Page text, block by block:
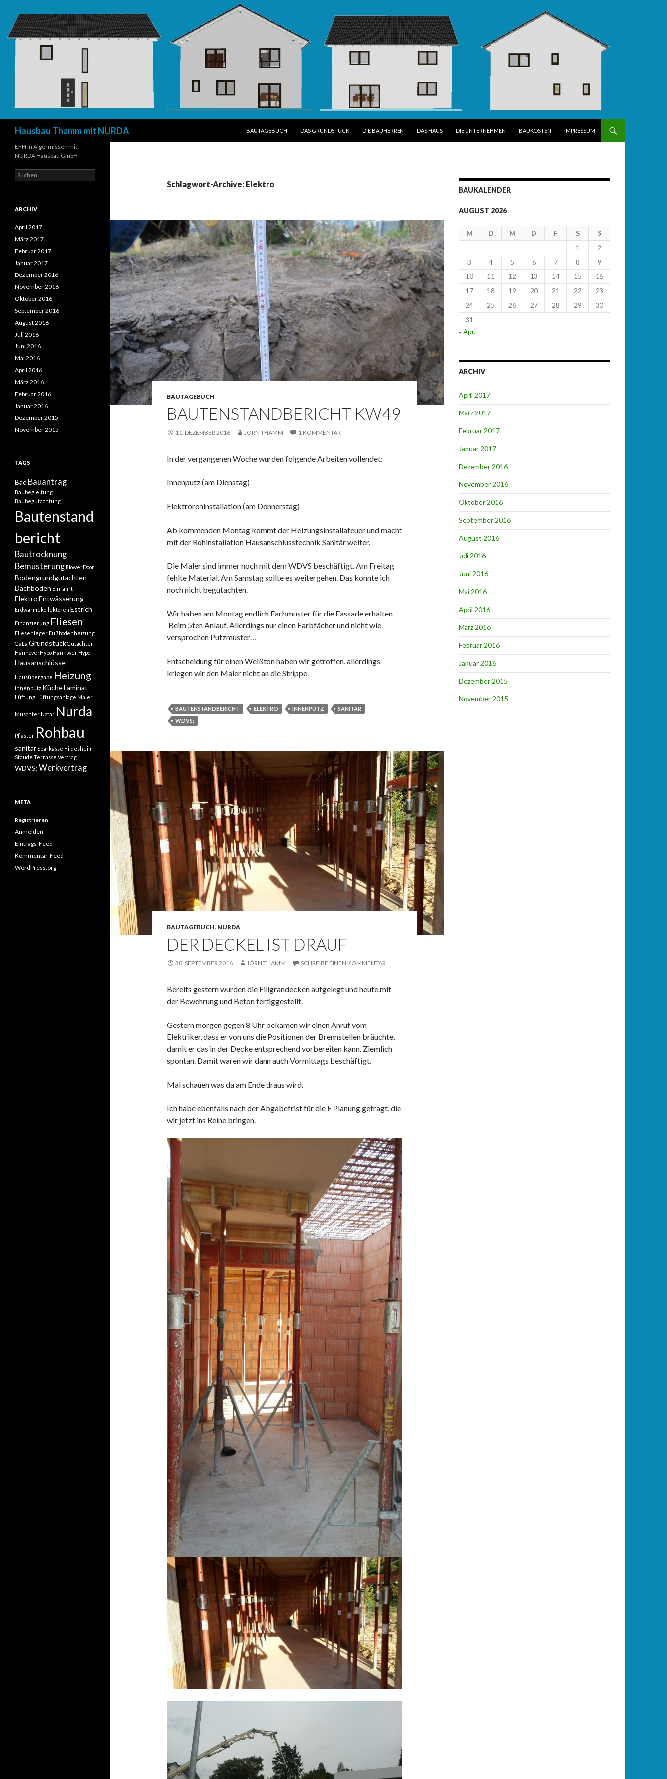
Hausbau Thamm mit NURDA
BAUTAGEBUCH
DAS GRUNDSTÜCK DIE BAUHERREN DAS HAUS DIE UNTERNEHMEN BAUKOSTEN IMPRESSUM
Schlagwort-Archive: Elektro
BAUTAGEBUCH
BAUTENSTANDBERICHT KW49
11. DEZEMBER 2016 JÖRN THAMM 1 KOMMENTAR
In der vergangenen Woche wurden folgende Arbeiten vollendet:
Innenputz (am Dienstag)
Elektrorohinstallation (am Donnerstag)
Ab kommenden Montag kommt der Heizungsinstallateuer und macht
mit der Rohinstallation Hausanschlusstechnik Sanitär weiter.
Die Maler sind immer noch mit dem WDVS beschäftigt. Am Freitag
fehlte Material. Am Samstag sollte es weitergehen. Das konnte ich
noch nicht begutachten.
Wir haben am Montag endlich Farbmuster für die Fassade erhalten…
Beim 5ten Anlauf. Allerdings nur einen Farbfächer und nicht wie
versprochen Putzmuster…
Entscheidung für einen Weißton haben wir getroffen, allerdings
kriegen wir den Maler nicht an die Strippe.
BAUTENSTANDBERICHT ELEKTRO INNENPUTZ
SANITÄR
WDVS;
BAUTAGEBUCH, NURDA
DER DECKEL IST DRAUF
30. SEPTEMBER 2016 JÖRN THAMM SCHREIBE EINEN KOMMENTAR
Bereits gestern wurden die Filigrandecken aufgelegt und heute.mit
der Bewehrung und Beton fertiggestellt.
Gestern morgen gegen 8 Uhr bekamen wir einen Anruf vom
Elektriker, dass er von uns die Positionen der Brennstellen bräuchte,
damit er das in der Decke entsprechend vorbereiten kann. Ziemlich
spontan. Damit waren wir dann auch Vormittags beschäftigt.
Mal schauen was da am Ende draus wird.
Ich habe ebenfalls nach der Abgabefrist für die E Planung gefragt, die
wir jetzt ins Reine bringen.
BAUKALENDER
AUGUST 2026
M D M D F S
S
1
2
3
4 5 6 7 8
9
10
11 12 13 14 15
16
17
18 19 20 21 22
23
24
25 26 27 28 29
30
31
« Apr.
ARCHIV
April 2017
März 2017
Februar 2017
Januar 2017
Dezember 2016
November 2016
Oktober 2016
September 2016
August 2016
Juli 2016
Juni 2016
Mai 2016
April 2016
März 2016
Februar 2016
Januar 2016
Dezember 2015
November 2015
EFH in Algermissen mit
NURDA Hausbau GmbH
Suchen
nach:
ARCHIV
April 2017
März 2017
Februar 2017
Januar 2017
Dezember 2016
November 2016
Oktober 2016
September 2016
August 2016
Juli 2016
Juni 2016
Mai 2016
April 2016
März 2016
Februar 2016
Januar 2016
Dezember 2015
November 2015
TAGS
Bad Bauantrag
Baubegleitung
Baubegutachtung
Bautenstand
bericht
Bautrocknung
Bemusterung BlowerDoor
Bodengrundgutachten
Dachboden Einfahrt
ElektroEntwässerung
Erdwärmekollektoren Estrich
Finanzierung Fliesen
Fliesenleger Fußbodenheizung
GaLa GrundstückGutachter
HannoverHypo Hannover Hypo
Hausanschlüsse
Hausübergabe Heizung
Innenputz KücheLaminat
Lüftung Lüftungsanlage Maler
Muschter Notar Nurda
Pflaster Rohbau
sanitär Sparkasse Hildesheim
Staude Terrasse Vertrag
WDVS;Werkvertrag
META
Registrieren
Anmelden
Eintrags-Feed
Kommentar-Feed
WordPress.org